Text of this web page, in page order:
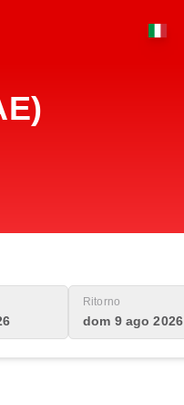
Ritorno
dom 9 ago 2026